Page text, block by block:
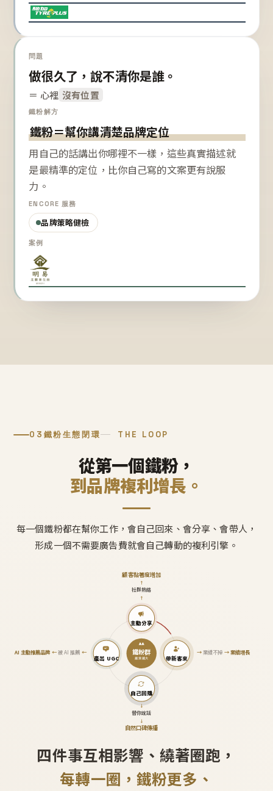
問題
做很久了，說不清你是誰。
＝ 心裡 沒有位置
鐵粉解方
鐵粉＝幫你講清楚品牌定位
用自己的話講出你哪裡不一樣，這些真實描述就
是最精準的定位，比你自己寫的文案更有說服
力。
ENCORE 服務
品牌策略健檢
案例
03 鐵粉生態閉環 THE LOOP
從第一個鐵粉，
到品牌複利增長。
每一個鐵粉都在幫你工作，會自己回來、會分享、會帶人，
形成一個不需要廣告費就會自己轉動的複利引擎。
鐵粉群
越滾越大
主動分享
↑
社群熱絡
↑
顧客黏著度增加
帶新客來
→業績不掉 →業績增長
自己回購
↓
替你說話
↓
自然口碑傳播
產出 UGC
AI 主動推薦品牌←被 AI 推薦 ←
四件事互相影響、繞著圈跑，
每轉一圈，鐵粉更多、